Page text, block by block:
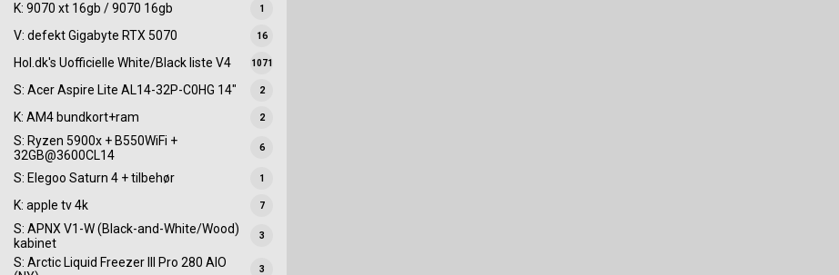
K: 9070 xt 16gb / 9070 16gb 1
V: defekt Gigabyte RTX 5070 16
Hol.dk's Uofficielle White/Black liste V4 1071
S: Acer Aspire Lite AL14-32P-C0HG 14" 2
K: AM4 bundkort+ram 2
S: Ryzen 5900x + B550WiFi +
32GB@3600CL14
6
S: Elegoo Saturn 4 + tilbehør 1
K: apple tv 4k 7
S: APNX V1-W (Black-and-White/Wood)
kabinet
3
S: Arctic Liquid Freezer III Pro 280 AIO
3